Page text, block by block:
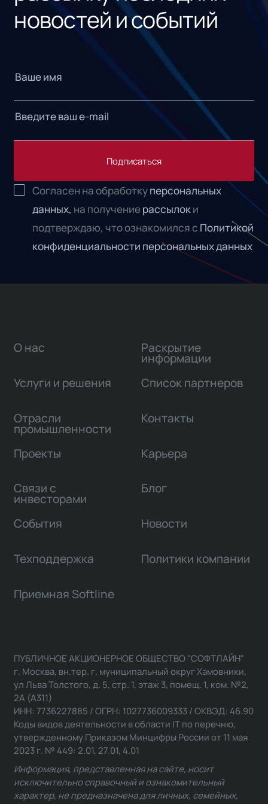
новостей и событий
Подписаться
Согласен на обработкуперсональных
данных, на получениерассылоки
подтверждаю, что ознакомился с Политикой
конфиденциальности персональных данных
О нас
Услуги и решения
Отрасли
промышленности
Проекты
Связи с
инвесторами
Раскрытие
информации
Список партнеров
Контакты
Карьера
Блог
События Новости
Техподдержка Политики компании
Приемная Softline
ПУБЛИЧНОЕ АКЦИОНЕРНОЕ ОБЩЕСТВО "СОФТЛАЙН"
г. Москва, вн.тер. г. муниципальный округ Хамовники,
ул Льва Толстого, д. 5, стр. 1, этаж 3, помещ. 1, ком. №2,
2А (А311)
ИНН: 7736227885 / ОГРН: 1027736009333 / ОКВЭД: 46.90
Коды видов деятельности в области IT по перечню,
утвержденному Приказом Минцифры России от 11 мая
2023 г. № 449: 2.01, 27.01, 4.01
Информация, представленная на сайте, носит
исключительно справочный и ознакомительный
характер, не предназначена для личных, семейных,